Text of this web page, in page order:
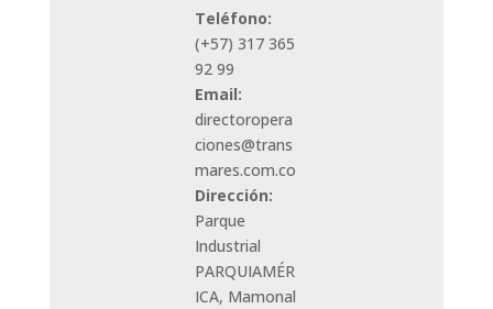
Teléfono:
(+57) 317 365
92 99
Email:
directoropera
ciones@trans
mares.com.co
Dirección:
Parque
Industrial
PARQUIAMÉR
ICA, Mamonal